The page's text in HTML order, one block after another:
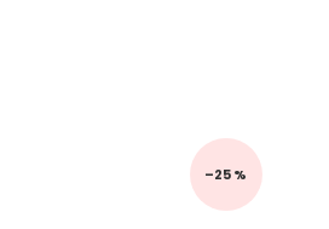
–25 %